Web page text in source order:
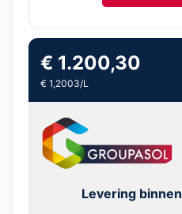
€ 1.200,30
€ 1,2003/L
Levering binnen